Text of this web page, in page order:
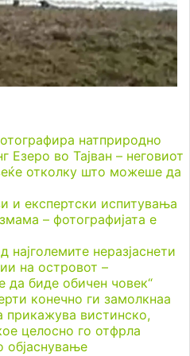
натприродно
Езеро во Тајван – неговиот
отколку што можеше да
и експертски испитувања
– фотографијата е
најголемите неразјаснети
на островот –
биде обичен човек“
конечно ги замолкнаа
прикажува вистинско,
целосно го отфрла
објаснување